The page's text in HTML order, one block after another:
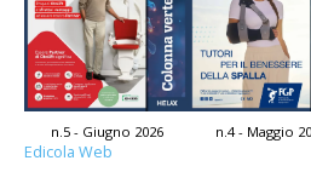
n.5 - Giugno 2026 n.4 - Maggio
Edicola Web